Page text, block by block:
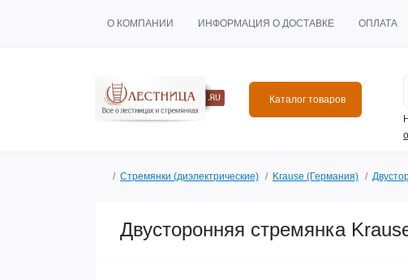
О КОМПАНИИ ИНФОРМАЦИЯ О ДОСТАВКЕ ОПЛАТА
Каталог товаров
Стремянки (диэлектрические) Krause (Германия)
Двусторонняя стремянка